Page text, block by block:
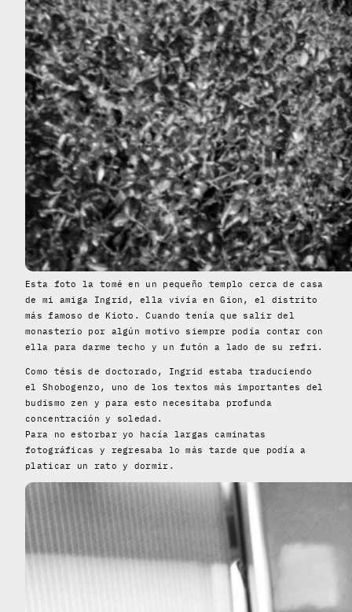
Esta foto la tomé en un pequeño templo cerca de casa
de mi amiga Ingrid, ella vivía en Gion, el distrito
más famoso de Kioto. Cuando tenía que salir del
monasterio por algún motivo siempre podía contar con
ella para darme techo y un futón a lado de su refri.
Como tésis de doctorado, Ingrid estaba traduciendo
el Shobogenzo, uno de los textos más importantes del
budismo zen y para esto necesitaba profunda
concentración y soledad.
Para no estorbar yo hacía largas caminatas
fotográficas y regresaba lo más tarde que podía a
platicar un rato y dormir.